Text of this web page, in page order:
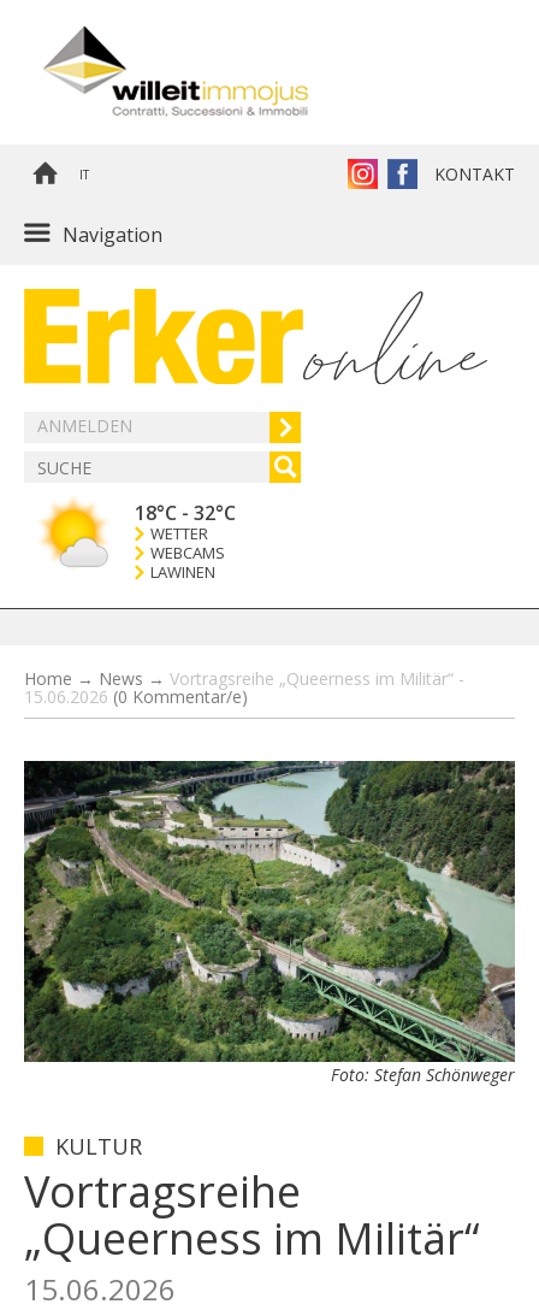
IT KONTAKT
Navigation
ANMELDEN
18°C - 32°C
WETTER
WEBCAMS
LAWINEN
Home → News → Vortragsreihe „Queerness im Militär“ -
15.06.2026 (0 Kommentar/e)
Foto: Stefan Schönweger
KULTUR
Vortragsreihe
„Queerness im Militär“
15.06.2026